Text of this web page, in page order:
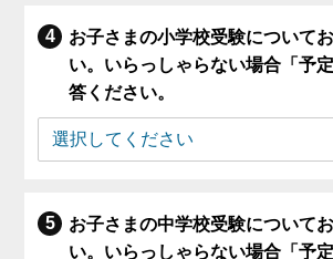
お子さまの小学校受験について
い。いらっしゃらない場合「予
答ください。
お子さまの中学校受験について
い。いらっしゃらない場合「予